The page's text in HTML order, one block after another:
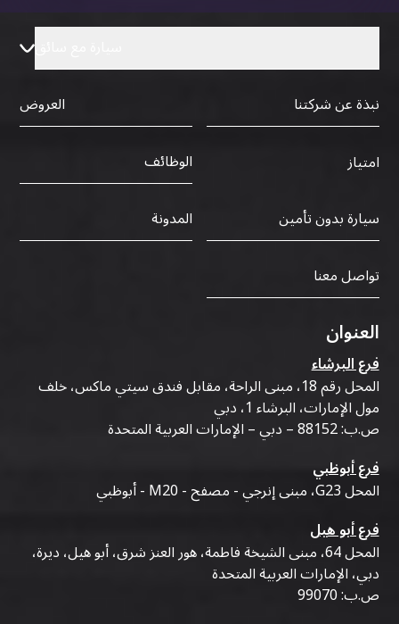
نبذة عن شركتنا
العروض
امتياز
الوظائف
سيارة بدون تأمين
المدونة
تواصل معنا
العنوان
فرع البرشاء
المحل رقم 18، مبنى الراحة، مقابل فندق سيتي ماكس، خلف
مول الإمارات، البرشاء 1، دبي
ص.ب: 88152 – دبي – الإمارات العربية المتحدة
فرع أبوظبي
المحل G23، مبنى إنرجي - مصفح - M20 - أبوظبي
فرع أبو هيل
المحل 64، مبنى الشيخة فاطمة، هور العنز شرق، أبو هيل، ديرة،
دبي، الإمارات العربية المتحدة
ص.ب: 99070